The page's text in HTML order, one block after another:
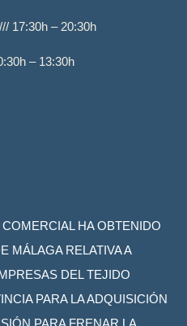
17:30h – 20:30h
– 13:30h
HA OBTENIDO
MÁLAGA RELATIVA A
DEL TEJIDO
PARA LA ADQUISICIÓN